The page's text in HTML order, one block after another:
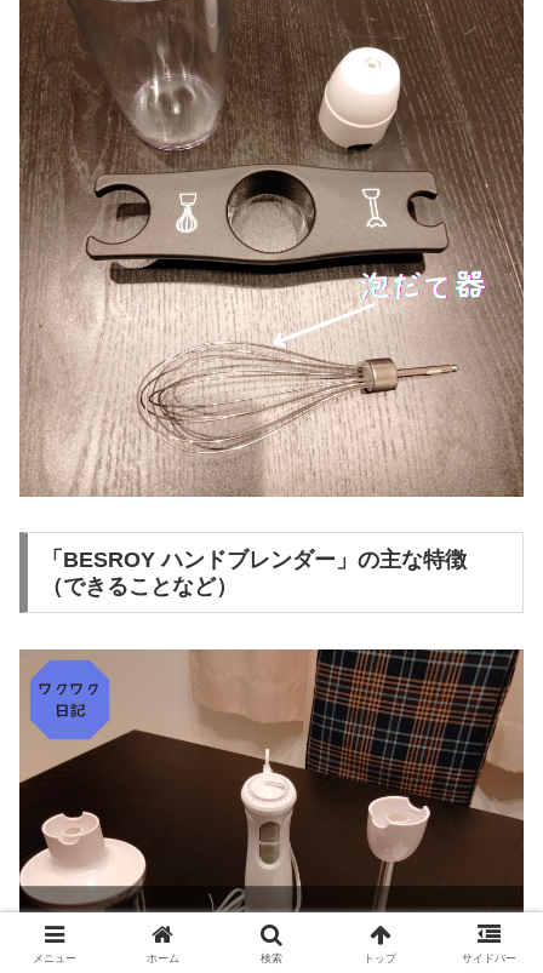
「BESROY ハンドブレンダー」の主な特徴
（できることなど）
メニュー ホーム 検索 トップ サイドバー